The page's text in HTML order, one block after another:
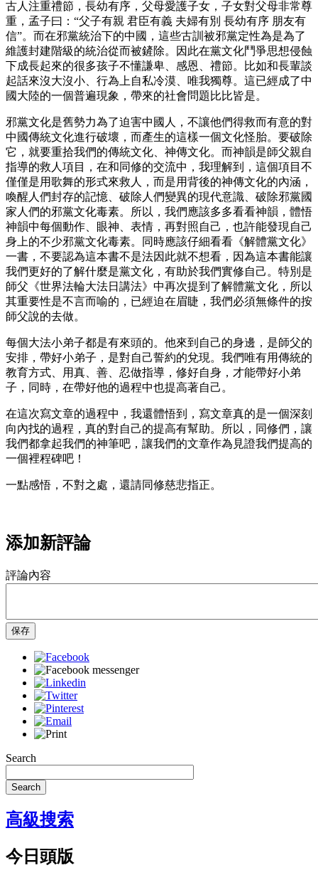
古人注重禮節，長幼有序，父母愛護子女，子女對父母非常尊
重，孟子曰：“父子有親 君臣有義 夫婦有別 長幼有序 朋友有
信”。而在邪黨統治下的中國，這些古訓被邪黨定性為是為了
維護封建階級的統治從而被鏟除。因此在黨文化鬥爭思想侵蝕
下成長起來的很多孩子不懂謙卑、感恩、禮節。比如和長輩談
起話來沒大沒小、行為上自私冷漠、唯我獨尊。這已經成了中
國大陸的一個普遍現象，帶來的社會問題比比皆是。
邪黨文化是舊勢力為了迫害中國人，不讓他們得救而有意的對
中國傳統文化進行破壞，而產生的這樣一個文化怪胎。要破除
它，就要重拾我們的傳統文化、神傳文化。而神韻是師父親自
指導的救人項目，在和同修的交流中，我理解到，這個項目不
僅僅是用歌舞的形式來救人，而是用背後的神傳文化的內涵，
喚醒人們封存的記憶、破除人們變異的現代意識、破除邪黨國
家人們的邪黨文化毒素。所以，我們應該多多看看神韻，體悟
神韻中每個動作、眼神、表情，再對照自己，也許能發現自己
身上的不少邪黨文化毒素。同時應該仔細看看《解體黨文化》
一書，不要認為這本書不是法因此就不想看，因為這本書能讓
我們更好的了解什麼是黨文化，有助於我們實修自己。特別是
師父《世界法輪大法日講法》中再次提到了解體黨文化，所以
其重要性是不言而喻的，已經迫在眉睫，我們必須無條件的按
師父說的去做。
每個大法小弟子都是有來頭的。他來到自己的身邊，是師父的
安排，帶好小弟子，是對自己誓約的兌現。我們唯有用傳統的
教育方式、用真、善、忍做指導，修好自身，才能帶好小弟
子，同時，在帶好他的過程中也提高著自己。
在這次寫文章的過程中，我還體悟到，寫文章真的是一個深刻
向內找的過程，真的對自己的提高有幫助。所以，同修們，讓
我們都拿起我們的神筆吧，讓我們的文章作為見證我們提高的
一個裡程碑吧！
一點感悟，不對之處，還請同修慈悲指正。
添加新評論
評論內容
保存
Search
Search
高級搜索
今日頭版